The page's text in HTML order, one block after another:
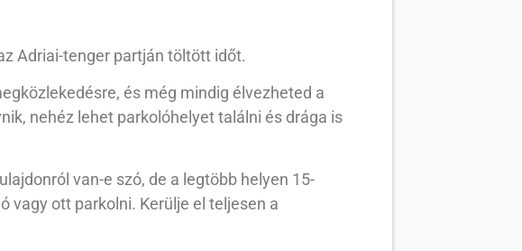
Adriai-tenger partján töltött időt.
és még mindig élvezheted a
nehéz lehet parkolóhelyet találni és drága is
van-e szó, de a legtöbb helyen 15-
vagy ott parkolni. Kerülje el teljesen a